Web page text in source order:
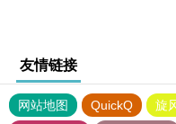
友情链接
网站地图 QuickQ 旋